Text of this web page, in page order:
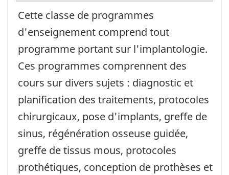
Cette classe de programmes
d'enseignement comprend tout
programme portant sur l'implantologie.
Ces programmes comprennent des
cours sur divers sujets : diagnostic et
planification des traitements, protocoles
chirurgicaux, pose d'implants, greffe de
sinus, régénération osseuse guidée,
greffe de tissus mous, protocoles
prothétiques, conception de prothèses et